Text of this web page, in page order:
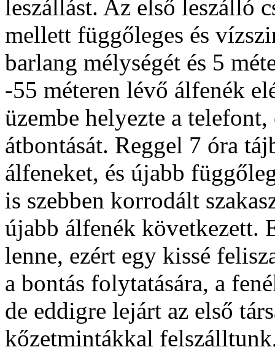
leszállást. Az első leszálló
mellett függőleges és
barlang mélységét és 5
-55 méteren lévő álfenék
üzembe helyezte a
átbontását. Reggel 7 óra
álfeneket, és újabb
is szebben korrodált
újabb álfenék következett.
lenne, ezért egy kissé
a bontás folytatására, a
de eddigre lejárt az első
kőzetmintákkal